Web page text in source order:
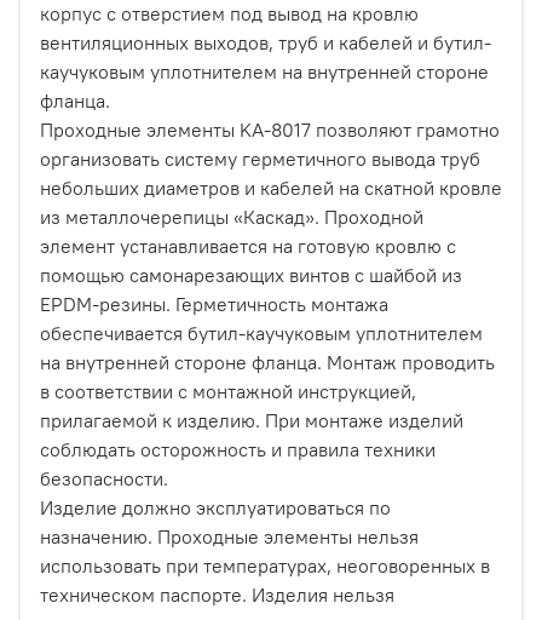
корпус с отверстием под вывод на кровлю
вентиляционных выходов, труб и кабелей и бутил-
каучуковым уплотнителем на внутренней стороне
фланца.
Проходные элементы KA-8017 позволяют грамотно
организовать систему герметичного вывода труб
небольших диаметров и кабелей на скатной кровле
из металлочерепицы «Каскад». Проходной
элемент устанавливается на готовую кровлю с
помощью самонарезающих винтов с шайбой из
EPDM-резины. Герметичность монтажа
обеспечивается бутил-каучуковым уплотнителем
на внутренней стороне фланца. Монтаж проводить
в соответствии с монтажной инструкцией,
прилагаемой к изделию. При монтаже изделий
соблюдать осторожность и правила техники
безопасности.
Изделие должно эксплуатироваться по
назначению. Проходные элементы нельзя
использовать при температурах, неоговоренных в
техническом паспорте. Изделия нельзя